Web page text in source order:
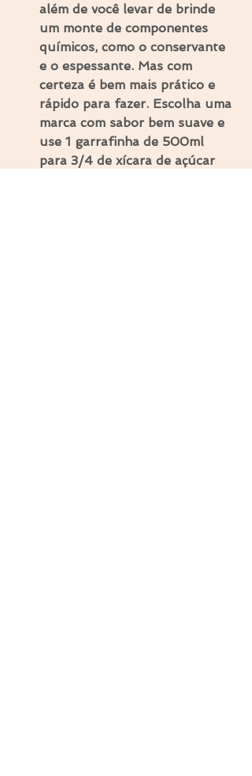
além de você levar de brinde
um monte de componentes
químicos, como o conservante
e o espessante. Mas com
certeza é bem mais prático e
rápido para fazer. Escolha uma
marca com sabor bem suave e
use 1 garrafinha de 500ml
para 3/4 de xícara de açúcar